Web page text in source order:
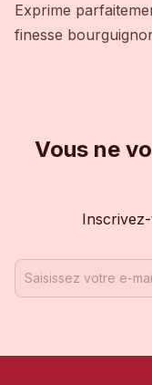
Exprime
finesse
Vous ne